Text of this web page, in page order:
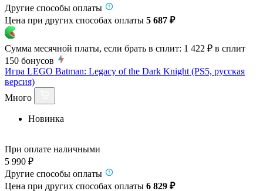
Другие способы оплаты
Цена при других способах оплаты 5 687 ₽
Сумма месячной платы, если брать в сплит: 1 422 ₽ в сплит
150 бонусов
Игра LEGO Batman: Legacy of the Dark Knight (PS5, русская
версия)
Много
Новинка
При оплате наличными
5 990 ₽
Другие способы оплаты
Цена при других способах оплаты 6 829 ₽